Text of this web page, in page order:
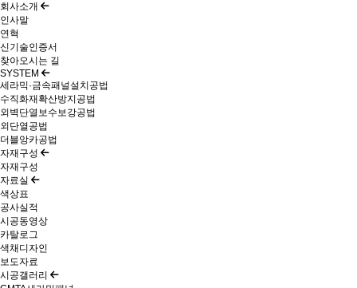
회사소개
인사말
연혁
신기술인증서
찾아오시는 길
SYSTEM
세라믹·금속패널설치공법
수직화재확산방지공법
외벽단열보수보강공법
외단열공법
더블앙카공법
자재구성
자재구성
자료실
색상표
공사실적
시공동영상
카탈로그
색채디자인
보도자료
시공갤러리